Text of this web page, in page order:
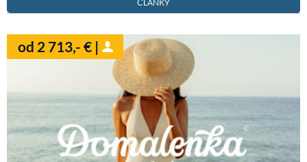
ČLÁNKY
od 2 713,- € |